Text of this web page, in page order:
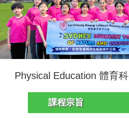
Physical Education 體育科
課程宗旨